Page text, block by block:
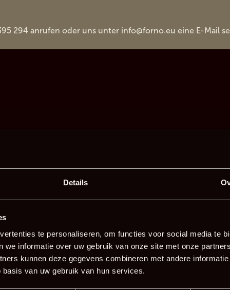
Details
te personaliseren, om functies voor social media te
we informatie over uw gebruik van onze site met onze
kunnen deze gegevens combineren met andere
van uw gebruik van hun services.
294 anrufen oder uns unter info@forno.eu eine E-Mail